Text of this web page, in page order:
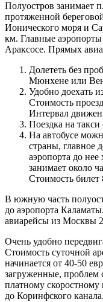
Полуостров занимает
протяженной
Ионического моря и
км. Главные
Араксосе. Прямых
Долететь без
Мюнхене или
Удобно доехать
Стоимость
Интервал
Поездка на
На автобусе
страны, главное
аэропорта до
занимает около
Стоимость билет
В южную часть
до аэропорта
авиарейсы из Москвы
Очень удобно
Стоимость суточной
начинается от 40-50
загруженные, проблем
платному скоростному
до Коринфского канала.